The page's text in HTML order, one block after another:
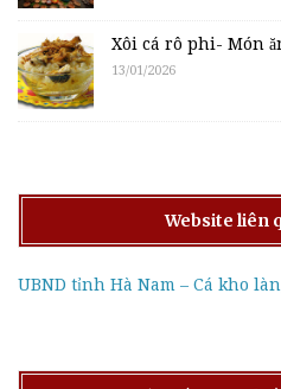
Xôi cá rô phi- Món
13/01/2026
Website liên
UBND tỉnh Hà Nam – Cá kho